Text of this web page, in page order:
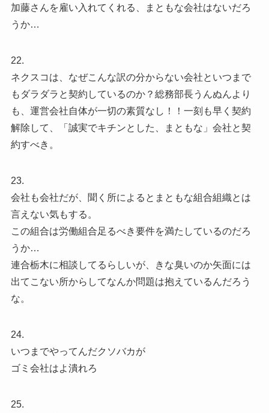
加藤さんを雇い入れてくれる、まともな会社はないだろ
うか…
22.
ネクスコは、なぜこんな訳の分からない会社といつまで
もダラダラと契約しているのか？総務部長うんぬんより
も、運営会社自体が一切の素質なし！！一刻も早く契約
解除して、「誠実でキチンとした、まともな」会社と契
約すべき。
23.
会社も会社だが、聞く所によるとまともな組合組織とは
言えない気もする。
この組合は労働組合足るべき要件を満たしているのだろ
うか…
連合栃木に相談してるらしいが、きな臭いのか矢面には
出てこない所からしてなんか問題は抱えているんだろう
な。
24.
いつまでやってんだクソバカが
ゴミ会社はよ潰れろ
25.